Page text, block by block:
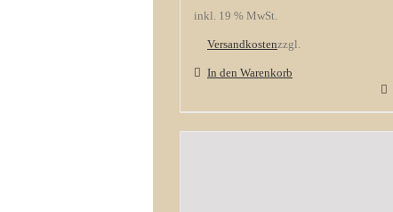
inkl. 19 % MwSt.
zzgl.
Versandkosten
In den Warenkorb